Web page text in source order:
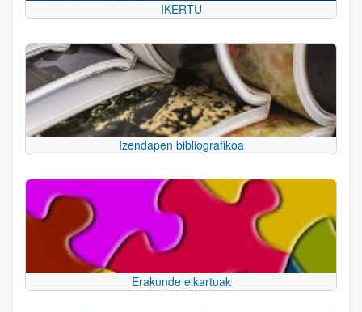
IKERTU
Izendapen bibliografikoa
Erakunde elkartuak